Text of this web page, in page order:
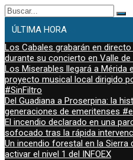
Buscar:
ÚLTIMA HORA
Los Cabales grabarán en
durante su concierto en Valle de
Los Miserables llegará a Mérida
proyecto musical local dirigido
#SinFiltro
Del Guadiana a Proserpina: la
generaciones de emeritenses
El incendio declarado en una
sofocado tras la rápida
Un incendio forestal en la Sierra
activar el nivel 1 del INFOEX